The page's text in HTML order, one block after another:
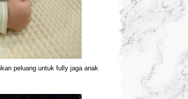
peluang untuk fully jaga anak